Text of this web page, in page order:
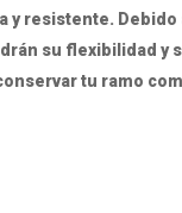
y resistente. Debido
su flexibilidad y
tu ramo